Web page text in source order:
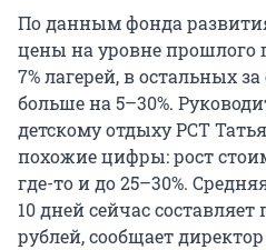
По данным фонда
цены на уровне прошлого
7% лагерей, в остальных
больше на 5–30%.
детскому отдыху РСТ
похожие цифры: рост
где-то и до 25–30%.
10 дней сейчас составляет
рублей, сообщает